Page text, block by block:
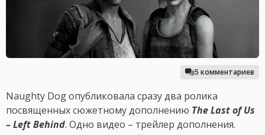
5 комментариев
Naughty Dog опубликовала сразу два ролика
посвященных сюжетному дополнению The Last of Us
– Left Behind. Одно видео – трейлер дополнения.